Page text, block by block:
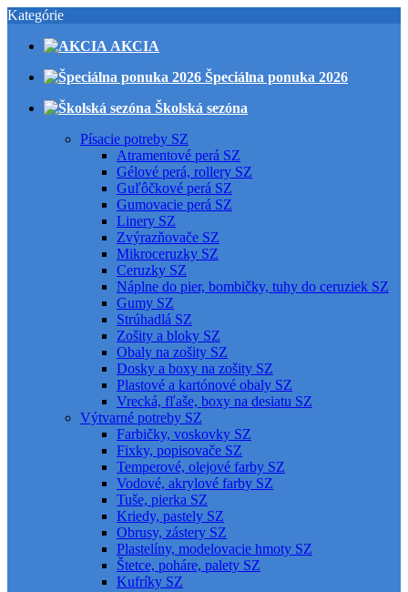
Kategórie
AKCIA
Špeciálna ponuka 2026
Školská sezóna
Písacie potreby SZ
Atramentové perá SZ
Gélové perá, rollery SZ
Guľôčkové perá SZ
Gumovacie perá SZ
Linery SZ
Zvýrazňovače SZ
Mikroceruzky SZ
Ceruzky SZ
Náplne do pier, bombičky, tuhy do ceruziek SZ
Gumy SZ
Strúhadlá SZ
Zošity a bloky SZ
Obaly na zošity SZ
Dosky a boxy na zošity SZ
Plastové a kartónové obaly SZ
Vrecká, fľaše, boxy na desiatu SZ
Výtvarné potreby SZ
Farbičky, voskovky SZ
Fixky, popisovače SZ
Temperové, olejové farby SZ
Vodové, akrylové farby SZ
Tuše, pierka SZ
Kriedy, pastely SZ
Obrusy, zástery SZ
Plastelíny, modelovacie hmoty SZ
Štetce, poháre, palety SZ
Kufríky SZ